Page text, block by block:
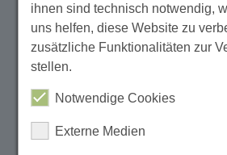
zum Treffen der
Selbsthilfegruppe
18:00 bis 19:30
ihnen sind technisch notwendig,
uns helfen, diese Website zu
zusätzliche Funktionalitäten zur
stellen.
Notwendige Cookies
Externe Medien